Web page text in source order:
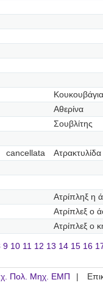
Κουκουβάγια
Αθερίνα
Σουβλίτης
cancellata
Ατρακτυλίδα
Ατρίπληξ η
Ατρίπλεξ ο
Ατρίπλεξ ο
9 10 11 12 13 14 15 16
Πολ. Μηχ. ΕΜΠ